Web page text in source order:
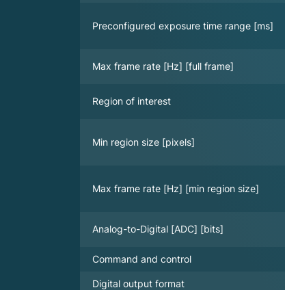
Preconfigured exposure time range [ms]
Max frame rate [Hz] [full frame]
Region of interest
Min region size [pixels]
Max frame rate [Hz] [min region size]
Analog-to-Digital [ADC] [bits]
Command and control
Digital output format